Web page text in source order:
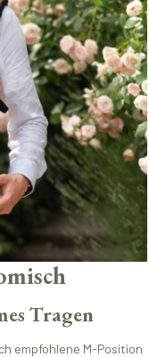
Tragen
empfohlene M-Position